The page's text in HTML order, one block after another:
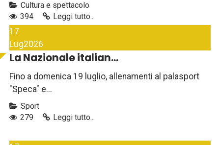
Cultura e spettacolo
394
Leggi tutto...
17
Lug2026
La Nazionale italian...
Fino a domenica 19 luglio, allenamenti al palasport
"Speca" e...
Sport
279
Leggi tutto...